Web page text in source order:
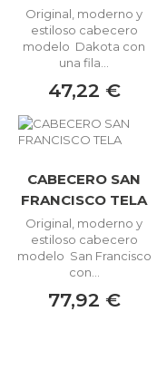
Original, moderno y
estiloso cabecero
modelo Dakota con
una fila...
47,22 €
CABECERO SAN
FRANCISCO TELA
Original, moderno y
estiloso cabecero
modelo San Francisco
con...
77,92 €